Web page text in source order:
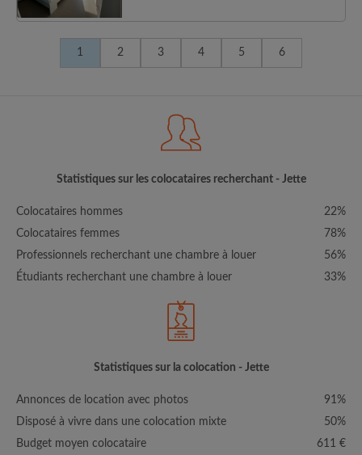
1 2 3 4 5 6
Statistiques sur les colocataires recherchant - Jette
Colocataires hommes
22%
Colocataires femmes
78%
Professionnels recherchant une chambre à louer
56%
Étudiants recherchant une chambre à louer
33%
Statistiques sur la colocation - Jette
Annonces de location avec photos
91%
Disposé à vivre dans une colocation mixte
50%
Budget moyen colocataire
611 €